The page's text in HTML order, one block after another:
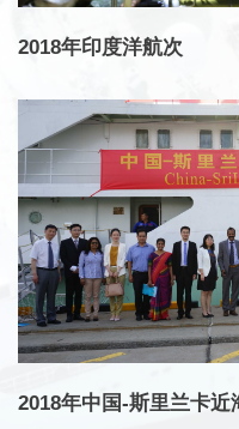
2018年印度洋航次
2018年中国-斯里兰卡近